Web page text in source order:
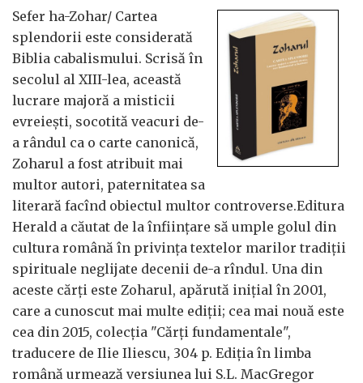
Sefer ha-Zohar/ Cartea
splendorii este considerată
Biblia cabalismului. Scrisă în
secolul al XIII-lea, această
lucrare majoră a misticii
evreiești, socotită veacuri de-
a rândul ca o carte canonică,
Zoharul a fost atribuit mai
multor autori, paternitatea sa
literară facînd obiectul multor controverse.Editura
Herald a căutat de la înființare să umple golul din
cultura română în privința textelor marilor tradiții
spirituale neglijate decenii de-a rîndul. Una din
aceste cărți este Zoharul, apărută inițial în 2001,
care a cunoscut mai multe ediții; cea mai nouă este
cea din 2015, colecția "Cărți fundamentale",
traducere de Ilie Iliescu, 304 p. Ediția în limba
română urmează versiunea lui S.L. MacGregor